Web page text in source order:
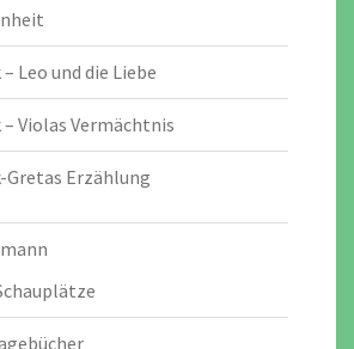
Leo und die Liebe
Violas Vermächtnis
Gretas Erzählung